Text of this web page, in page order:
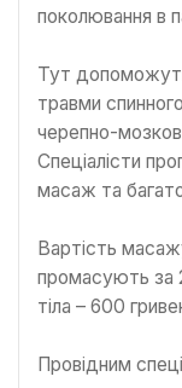
поколювання в
Тут
травми
черепно-
Спеціалісти
масаж та
Вартість
промасують за
тіла – 600
Провідним